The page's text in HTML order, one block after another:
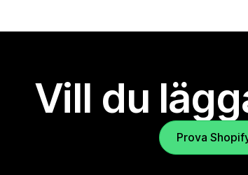
Vill du
Prova